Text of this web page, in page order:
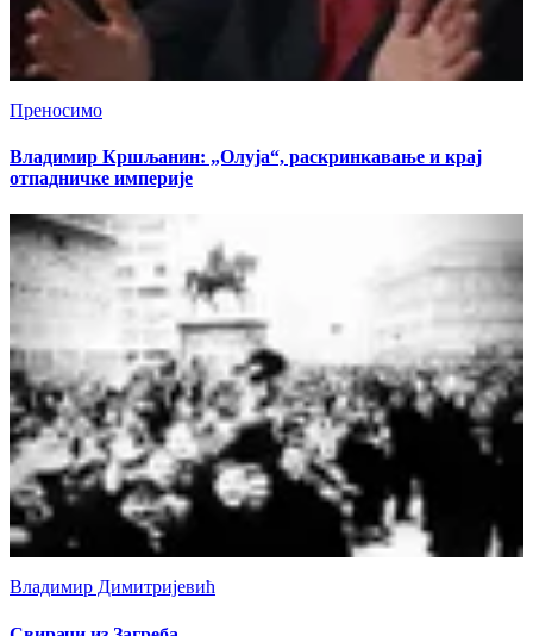
Преносимо
Владимир Кршљанин: „Олуја“, раскринкавање и крај
отпадничке империје
Владимир Димитријевић